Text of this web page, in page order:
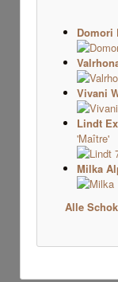
Domori
Vivani
Lindt
'Maître'
Milka
Alle